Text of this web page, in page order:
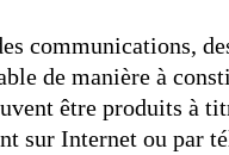
communications,
de manière à
être produits à
sur Internet ou par